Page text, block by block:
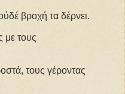
βροχή τα δέρνει.
με τους
τους γέροντας